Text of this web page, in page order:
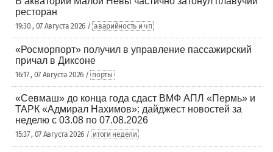
ресторан
19:30 , 07 Августа 2026 / аварийность и чп
«Росморпорт» получил в управление пассажирский
причал в Диксоне
16:17 , 07 Августа 2026 / порты
«Севмаш» до конца года сдаст ВМФ АПЛ «Пермь» и
ТАРК «Адмирал Нахимов»: дайджест новостей за
неделю с 03.08 по 07.08.2026
15:37 , 07 Августа 2026 / итоги недели